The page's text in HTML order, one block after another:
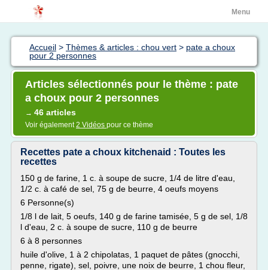
Menu
Accueil > Thèmes & articles : chou vert > pate a choux
pour 2 personnes
Articles sélectionnés pour le thème : pate
a choux pour 2 personnes
→ 46 articles
Voir également2 Vidéos pour ce thème
Recettes pate a choux kitchenaid : Toutes les
recettes
150 g de farine, 1 c. à soupe de sucre, 1/4 de litre d'eau,
1/2 c. à café de sel, 75 g de beurre, 4 oeufs moyens
6 Personne(s)
1/8 l de lait, 5 oeufs, 140 g de farine tamisée, 5 g de sel, 1/8
l d'eau, 2 c. à soupe de sucre, 110 g de beurre
6 à 8 personnes
huile d'olive, 1 à 2 chipolatas, 1 paquet de pâtes (gnocchi,
penne, rigate), sel, poivre, une noix de beurre, 1 chou fleur,